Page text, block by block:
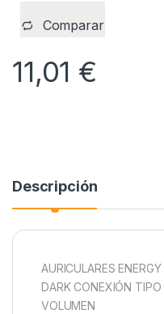
Comparar
11,01 €
Descripción
AURICULARES
DARK CONEXIÓN
VOLUMEN